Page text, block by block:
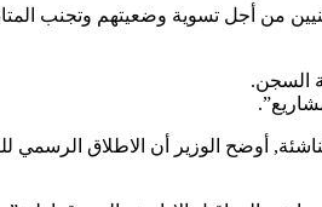
على فترة تصل إلى 15 سنة, وهو يمثل “فرصة ثانية” للمعنيين من
السجن.
أوضح الوزير أن الاطلاق الرسمي